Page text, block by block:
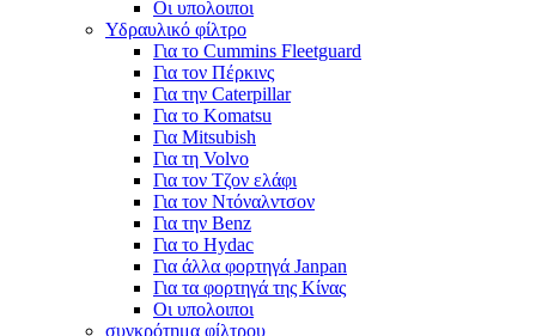
Οι υπολοιποι
Υδραυλικό φίλτρο
Για το Cummins Fleetguard
Για τον Πέρκινς
Για την Caterpillar
Για το Komatsu
Για Mitsubish
Για τη Volvo
Για τον Τζον ελάφι
Για τον Ντόναλντσον
Για την Benz
Για το Hydac
Για άλλα φορτηγά Janpan
Για τα φορτηγά της Κίνας
Οι υπολοιποι
συγκρότημα φίλτρου